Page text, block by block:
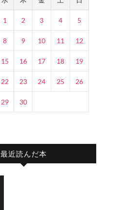
1 2 3 4 5
8 9 10 11 12
15 16 17 18 19
22 23 24 25 26
29
30
最近読んだ本